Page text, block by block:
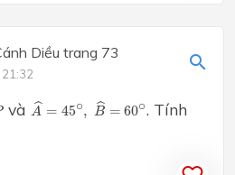
Diều trang 73
21:32
và ˆ
A = 45∘, ˆ
B = 60∘
A^ 45∘ B^ ∘. Tính